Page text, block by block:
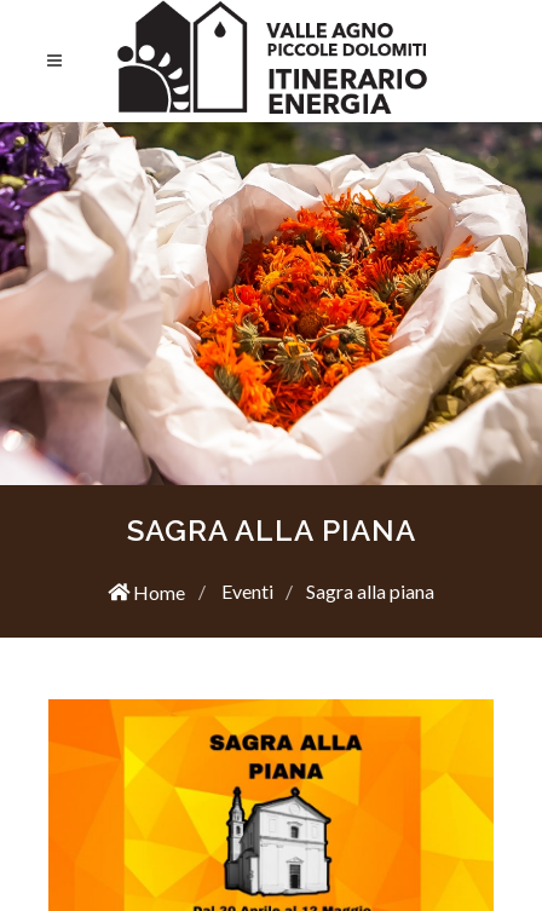
SAGRA ALLA PIANA
Home Eventi Sagra alla piana